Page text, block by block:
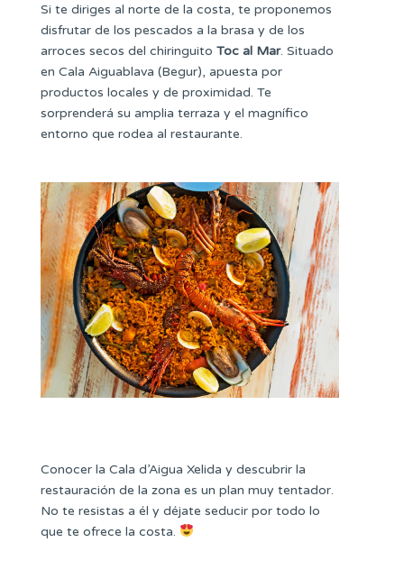
Si te diriges al norte de la costa, te proponemos
disfrutar de los pescados a la brasa y de los
arroces secos del chiringuito Toc al Mar. Situado
en Cala Aiguablava (Begur), apuesta por
productos locales y de proximidad. Te
sorprenderá su amplia terraza y el magnífico
entorno que rodea al restaurante.
Conocer la Cala d’Aigua Xelida y descubrir la
restauración de la zona es un plan muy tentador.
No te resistas a él y déjate seducir por todo lo
que te ofrece la costa.